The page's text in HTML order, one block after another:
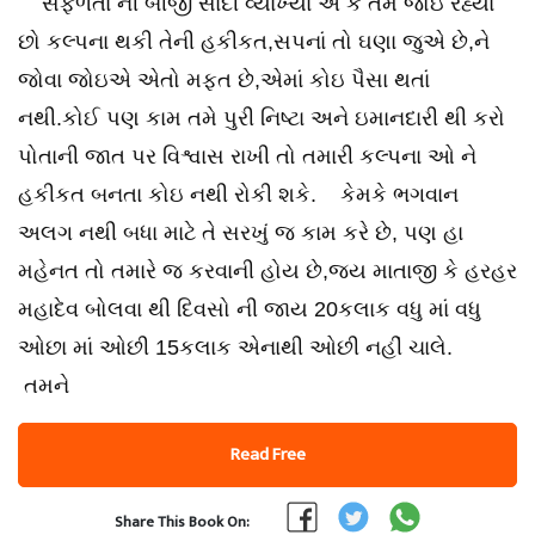
છો કલ્પના થકી તેની હકીકત,સપનાં તો ઘણા જુએ છે,ને
જોવા જોઇએ એતો મફત છે,એમાં કોઇ પૈસા થતાં
નથી.કોઈ પણ કામ તમે પુરી નિષ્ટા અને ઇમાનદારી થી કરો
પોતાની જાત પર વિશ્વાસ રાખી તો તમારી કલ્પના ઓ ને
હકીકત બનતા કોઇ નથી રોકી શકે. કેમકે ભગવાન
અલગ નથી બધા માટે તે સરખું જ કામ કરે છે, પણ હા
મહેનત તો તમારે જ કરવાની હોય છે,જય માતાજી કે હરહર
મહાદેવ બોલવા થી દિવસો ની જાય 20કલાક વધુ માં વધુ
ઓછા માં ઓછી 15કલાક એનાથી ઓછી નહીં ચાલે.
તમને
Read Free
Share This Book On: